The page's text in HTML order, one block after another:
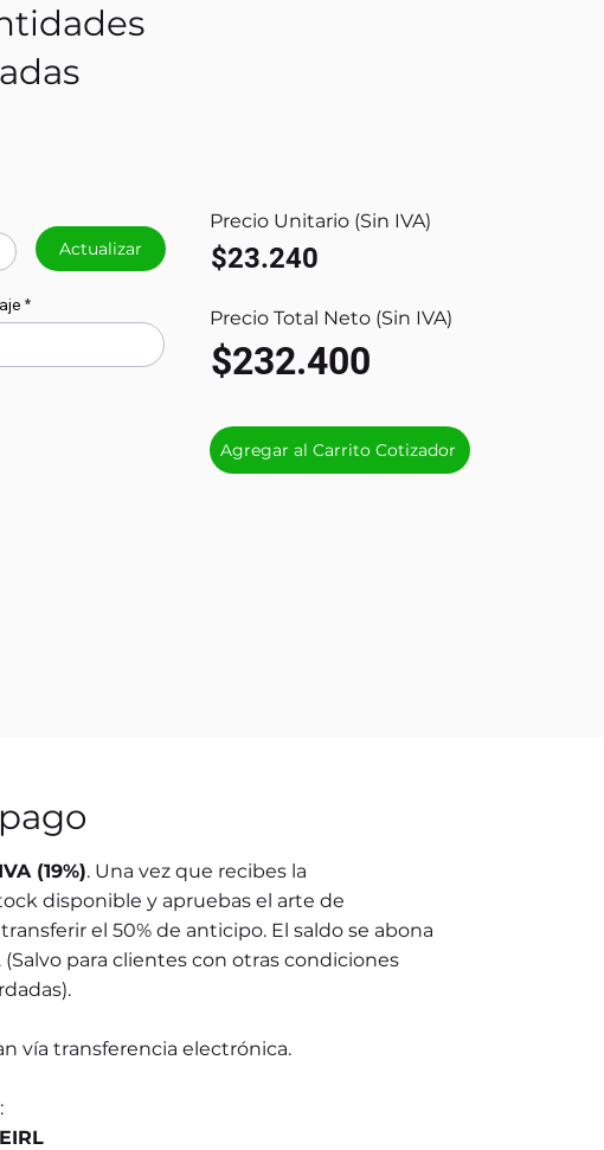
Actualizar
Precio Unitario (Sin IVA)
$23.240
Precio Total Neto (Sin IVA)
$232.400
Agregar al Carrito Cotizador
(19%). Una vez que recibes la
disponible y apruebas el arte de
el 50% de anticipo. El saldo se abona
(Salvo para clientes con otras condiciones
vía transferencia electrónica.